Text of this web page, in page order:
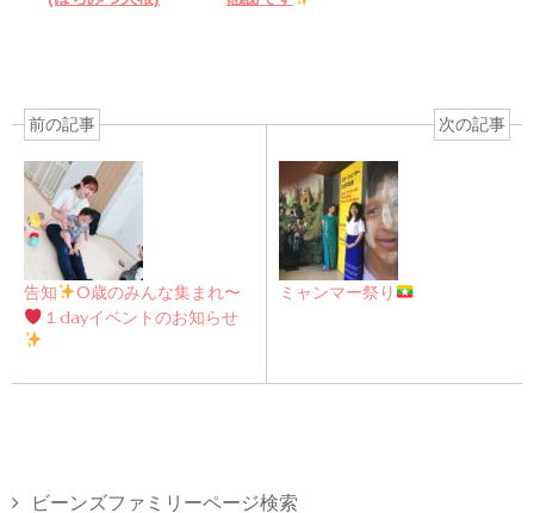
前の記事
告知
0歳のみんな集まれ〜
１dayイベントのお知らせ
次の記事
ミャンマー祭り
ビーンズファミリーページ検索